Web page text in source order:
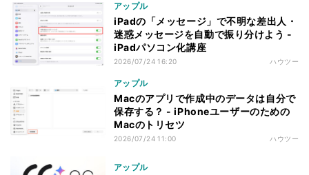
アップル
iPadの「メッセージ」で不明な差出人・
迷惑メッセージを自動で振り分けよう -
iPadパソコン化講座
2026/07/24 16:20 ハウツー
アップル
Macのアプリで作成中のデータは自分で
保存する？ - iPhoneユーザーのための
Macのトリセツ
2026/07/24 11:00 ハウツー
アップル